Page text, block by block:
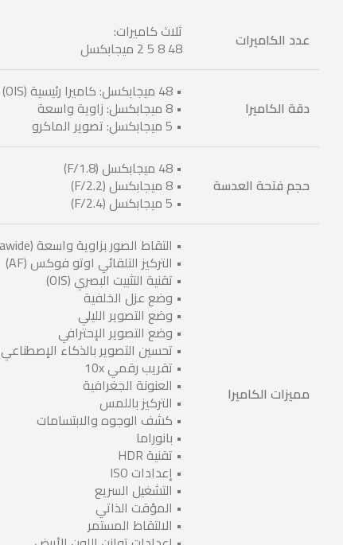
عدد الكاميرات ثلاث كاميرات:
48 8 5 2 ميجابكسل
دقة الكاميرا
• 48 ميجابكسل: كاميرا رئيسية (OIS)
• 8 ميجابكسل: زاوية واسعة
• 5 ميجابكسل: تصوير الماكرو
حجم فتحة العدسة
• 48 ميجابكسل (F/1.8)
• 8 ميجابكسل (F/2.2)
• 5 ميجابكسل (F/2.4)
مميزات الكاميرا
• التقاط الصور بزاوية واسعة (Ultrawide)
• التركيز التلقائي اوتو فوكس (AF)
• تقنية التثبيت البصري (OIS)
• وضع عزل الخلفية
• وضع التصوير الليلي
• وضع التصوير الإحترافي
• تحسين التصوير بالذكاء الإصطناعي
• تقريب رقمي 10x
• العنونة الجغرافية
• التركيز باللمس
• كشف الوجوه والابتسامات
• بانوراما
• تقنية HDR
• إعدادات ISO
• التشغيل السريع
• المؤقت الذاتي
• الالتقاط المستمر